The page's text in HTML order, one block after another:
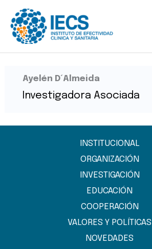
contenido
Ayelén D´Almeida
Investigadora Asociada
INSTITUCIONAL
ORGANIZACIÓN
INVESTIGACIÓN
EDUCACIÓN
COOPERACIÓN
VALORES Y POLÍTICAS
NOVEDADES